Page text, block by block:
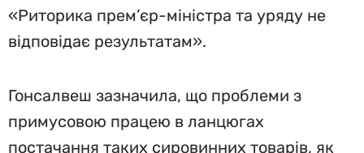
«Риторика прем’єр-міністра та уряду не
відповідає результатам».
Гонсалвеш зазначила, що проблеми з
примусовою працею в ланцюгах
постачання таких сировинних товарів, як